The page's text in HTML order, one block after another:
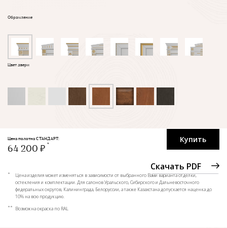
Обрамление
Цвет двери
Купить
Скачать PDF
Цена полотна СТАНДАРТ:
64 200 ₽
*
Цена изделия может изменяться в зависимости от выбранного Вами варианта отделки,
остекления и комплектации. Для салонов Уральского, Сибирского и Дальневосточного
федеральных округов, Калининграда, Белоруссии, а также Казахстана допускается наценка до
10% на всю продукцию.
** Возможна окраска по RAL